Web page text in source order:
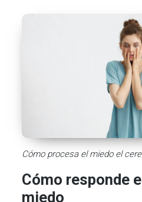
Cómo procesa el miedo el
Cómo responde
miedo